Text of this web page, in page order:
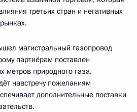
третьих стран и негативных
магистральный газопровод
партнёрам поставлен
метров природного газа.
навстречу пожеланиям
дополнительные поставки